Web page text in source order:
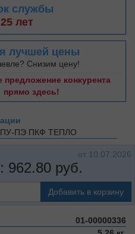
службы
25 лет
лучшей цены
Снизим цену!
предложение конкурента
прямо здесь!
ПЭ ПКФ ТЕПЛО
от 10.07.2026
962.80 руб.
Добавить в корзину
01-00000336